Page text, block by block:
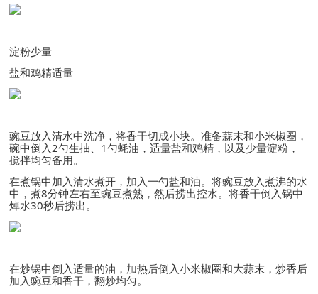
淀粉少量
盐和鸡精适量
豌豆放入清水中洗净，将香干切成小块。准备蒜末和小米椒圈，
碗中倒入2勺生抽、1勺蚝油，适量盐和鸡精，以及少量淀粉，
搅拌均匀备用。
在煮锅中加入清水煮开，加入一勺盐和油。将豌豆放入煮沸的水
中，煮8分钟左右至豌豆煮熟，然后捞出控水。将香干倒入锅中
焯水30秒后捞出。
在炒锅中倒入适量的油，加热后倒入小米椒圈和大蒜末，炒香后
加入豌豆和香干，翻炒均匀。